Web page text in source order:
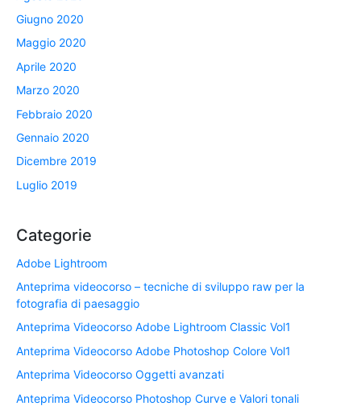
Giugno 2020
Maggio 2020
Aprile 2020
Marzo 2020
Febbraio 2020
Gennaio 2020
Dicembre 2019
Luglio 2019
Categorie
Adobe Lightroom
Anteprima videocorso – tecniche di sviluppo raw per la
fotografia di paesaggio
Anteprima Videocorso Adobe Lightroom Classic Vol1
Anteprima Videocorso Adobe Photoshop Colore Vol1
Anteprima Videocorso Oggetti avanzati
Anteprima Videocorso Photoshop Curve e Valori tonali